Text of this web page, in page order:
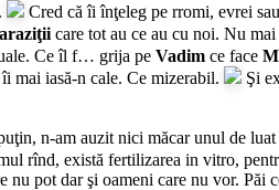
. Cred că îi înţeleg pe rromi, evrei
care tot au ce au cu noi. Nu
Ce îl f… grija pe Vadim ce face
mai iasă-n cale. Ce mizerabil.
Şi
n-am auzit nici măcar unul de
rînd, există fertilizarea in vitro,
nu pot dar şi oameni care nu vor.